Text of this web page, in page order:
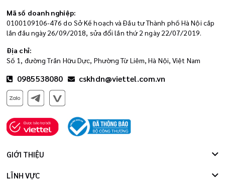
Mã số doanh nghiệp:
0100109106-476 do Sở Kế hoạch và Đầu tư Thành phố Hà Nội cấp
lần đầu ngày 26/09/2018, sửa đổi lần thứ 2 ngày 22/07/2019.
Địa chỉ:
Số 1, đường Trần Hữu Dực, Phường Từ Liêm, Hà Nội, Việt Nam
0985538080 cskhdn@viettel.com.vn
GIỚI THIỆU
LĨNH VỰC